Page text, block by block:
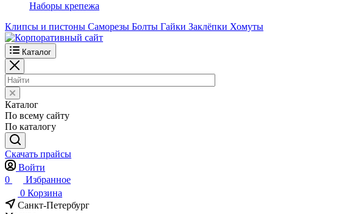
Наборы крепежа
Клипсы и пистоны Саморезы Болты Гайки Заклёпки Хомуты
Каталог
Каталог
По всему сайту
По каталогу
Скачать прайсы
Войти
0
Избранное
0 Корзина
Санкт-Петербург